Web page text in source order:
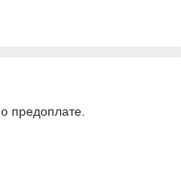
предоплате.